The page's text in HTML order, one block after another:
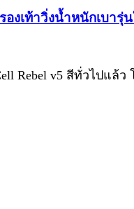
องเท้าวิ่งน้ำหนักเบารุ่
Rebel v5 สีทั่วไปแล้